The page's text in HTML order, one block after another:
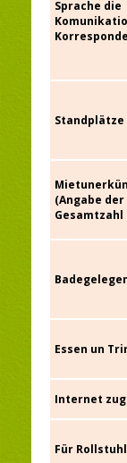
Sprache die
Standplätze
(Angabe der
Essen un
Internet
Für